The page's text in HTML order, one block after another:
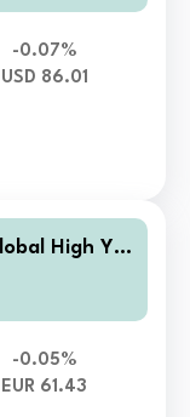
-0.07%
USD 86.01
High Yiel
(M)
-0.05%
EUR 61.43